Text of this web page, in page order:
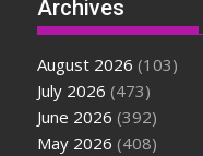
Archives
August 2026 (103)
July 2026 (473)
June 2026 (392)
May 2026 (408)